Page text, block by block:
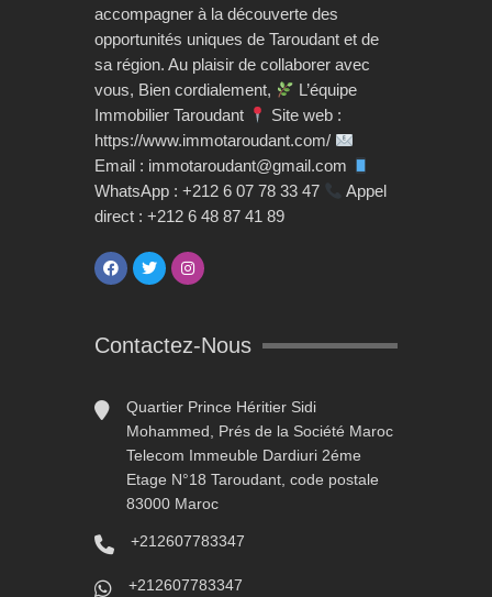
accompagner à la découverte des
opportunités uniques de Taroudant et de
sa région. Au plaisir de collaborer avec
vous, Bien cordialement,
L’équipe
Immobilier Taroudant
Site web :
https://www.immotaroudant.com/
Email : immotaroudant@gmail.com
WhatsApp : +212 6 07 78 33 47
Appel
direct : +212 6 48 87 41 89
Contactez-Nous
Quartier Prince Héritier Sidi
Mohammed, Prés de la Société Maroc
Telecom Immeuble Dardiuri 2éme
Etage N°18 Taroudant, code postale
83000 Maroc
+212607783347
+212607783347